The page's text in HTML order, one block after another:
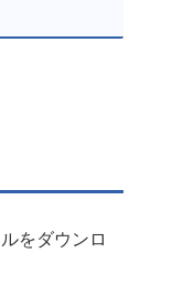
をダウンロ